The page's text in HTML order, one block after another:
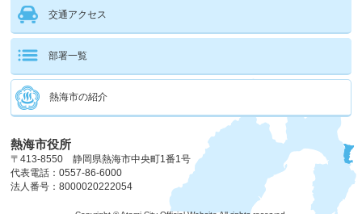
交通アクセス
部署一覧
熱海市の紹介
熱海市役所
〒413-8550 静岡県熱海市中央町1番1号
代表電話：0557-86-6000
法人番号：8000020222054